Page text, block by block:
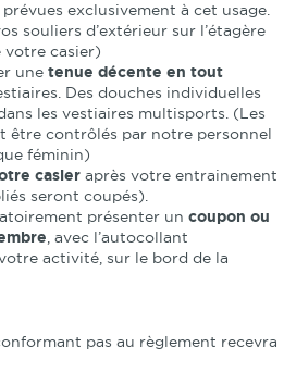
exclusivement à cet usage.
souliers d’extérieur sur l’étagère
votre casier)
une tenue décente en tout
Des douches individuelles
les vestiaires multisports. (Les
être contrôlés par notre personnel
féminin)
casier après votre entrainement
seront coupés).
présenter un coupon ou
, avec l’autocollant
activité, sur le bord de la
pas au règlement recevra